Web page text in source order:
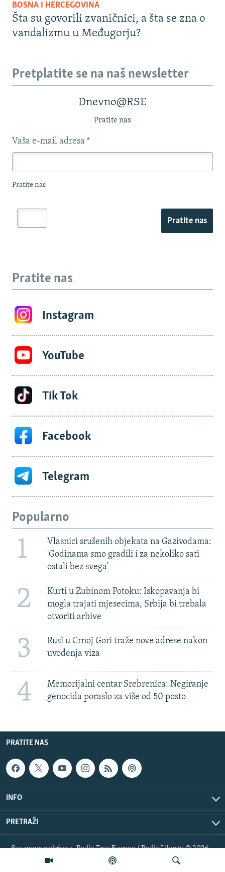
BOSNA I HERCEGOVINA
Šta su govorili zvaničnici, a šta se zna o
vandalizmu u Međugorju?
Pretplatite se na naš newsletter
Dnevno@RSE
Pratite nas
Vaša e-mail adresa *
Pratite nas
Pratite nas
Pratite nas
Instagram
YouTube
Tik Tok
Facebook
Telegram
Popularno
1
Vlasnici srušenih objekata na Gazivodama:
'Godinama smo gradili i za nekoliko sati
ostali bez svega'
2
Kurti u Zubinom Potoku: Iskopavanja bi
mogla trajati mjesecima, Srbija bi trebala
otvoriti arhive
3
Rusi u Crnoj Gori traže nove adrese nakon
uvođenja viza
4
Memorijalni centar Srebrenica: Negiranje
genocida poraslo za više od 50 posto
PRATITE NAS
INFO
PRETRAŽI
Sva prava zadržana. Radio Free Europe / Radio Liberty © 2026
RFE/RL, Inc.